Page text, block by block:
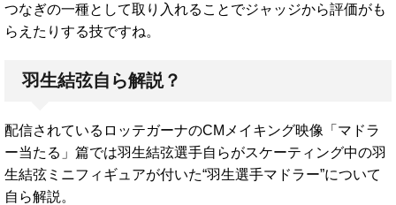
つなぎの一種として取り入れることでジャッジから評価がも
らえたりする技ですね。
羽生結弦自ら解説？
配信されているロッテガーナのCMメイキング映像「マドラ
ー当たる」篇では羽生結弦選手自らがスケーティング中の羽
生結弦ミニフィギュアが付いた“羽生選手マドラー”について
自ら解説。